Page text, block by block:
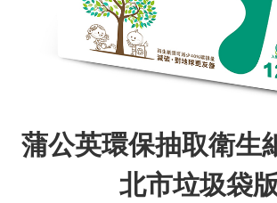
蒲公英環保抽取衛生
北市垃圾袋